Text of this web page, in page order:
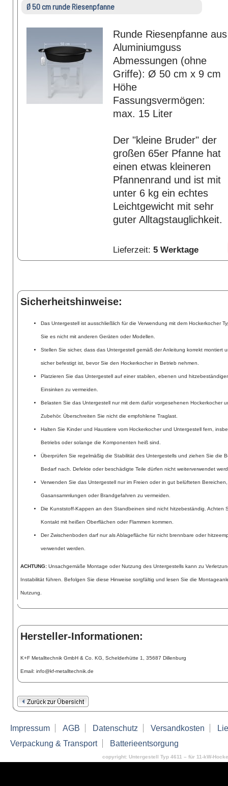
Ø 50 cm runde Riesenpfanne
Runde Riesenpfanne aus
Aluminiumguss
Abmessungen (ohne
Griffe): Ø 50 cm x 9 cm
Höhe
Fassungsvermögen:
max. 15 Liter
Der "kleine Bruder" der
großen 65er Pfanne hat
einen etwas kleineren
Pfannenrand und ist mit
unter 6 kg ein echtes
Leichtgewicht mit sehr
guter Alltagstauglichkeit.
Lieferzeit: 5 Werktage
Sicherheitshinweise:
Das Untergestell ist ausschließlich für die Verwendung mit dem Hockerkocher
Sie es nicht mit anderen Geräten oder Modellen.
Stellen Sie sicher, dass das Untergestell gemäß der Anleitung korrekt montiert
sicher befestigt ist, bevor Sie den Hockerkocher in Betrieb nehmen.
Platzieren Sie das Untergestell auf einer stabilen, ebenen und
Einsinken zu vermeiden.
Belasten Sie das Untergestell nur mit dem dafür vorgesehenen Hockerkocher
Zubehör. Überschreiten Sie nicht die empfohlene Traglast.
Halten Sie Kinder und Haustiere vom Hockerkocher und Untergestell fern,
Betriebs oder solange die Komponenten heiß sind.
Überprüfen Sie regelmäßig die Stabilität des Untergestells und ziehen Sie die
Bedarf nach. Defekte oder beschädigte Teile dürfen nicht weiterverwendet
Verwenden Sie das Untergestell nur im Freien oder in gut belüfteten
Gasansammlungen oder Brandgefahren zu vermeiden.
Die Kunststoff-Kappen an den Standbeinen sind nicht hitzebeständig. Achten
Kontakt mit heißen Oberflächen oder Flammen kommen.
Der Zwischenboden darf nur als Ablagefläche für nicht brennbare oder
verwendet werden.
ACHTUNG: Unsachgemäße Montage oder Nutzung des Untergestells kann zu
Instabilität führen. Befolgen Sie diese Hinweise sorgfältig und lesen Sie die
Nutzung.
Hersteller-Informationen:
K+F Metalltechnik GmbH & Co. KG, Schelderhütte 1, 35687 Dillenburg
Email: info@kf-metalltechnik.de
Impressum AGB Datenschutz Versandkosten
Verpackung & Transport
Batterieentsorgung
copyright: Untergestell Typ 4611 – für 11-kW-